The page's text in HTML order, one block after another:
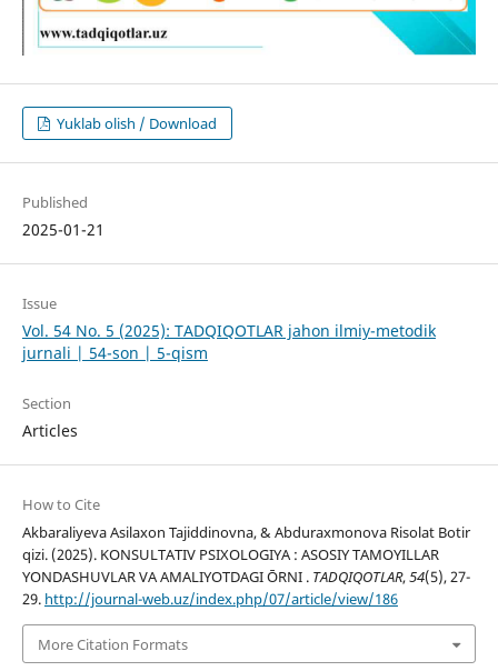
Yuklab olish / Download
Published
2025-01-21
Issue
Vol. 54 No. 5 (2025): TADQIQOTLAR jahon ilmiy-metodik
jurnali | 54-son | 5-qism
Section
Articles
How to Cite
Akbaraliyeva Asilaxon Tajiddinovna, & Abduraxmonova Risolat Botir
qizi. (2025). KONSULTATIV PSIXOLOGIYA : ASOSIY TAMOYILLAR
YONDASHUVLAR VA AMALIYOTDAGI ŌRNI . TADQIQOTLAR,54(5), 27-
29. http://journal-web.uz/index.php/07/article/view/186
More Citation Formats